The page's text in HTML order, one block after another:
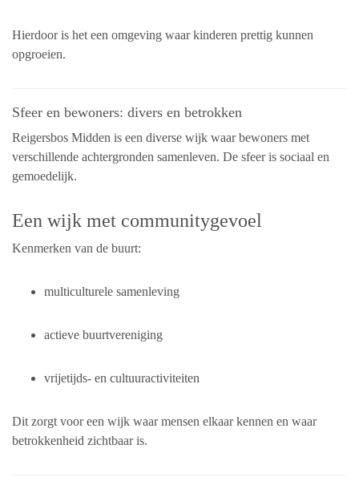
Hierdoor is het een omgeving waar kinderen prettig kunnen
opgroeien.
Sfeer en bewoners: divers en betrokken
Reigersbos Midden is een diverse wijk waar bewoners met
verschillende achtergronden samenleven. De sfeer is sociaal en
gemoedelijk.
Een wijk met communitygevoel
Kenmerken van de buurt:
multiculturele samenleving
actieve buurtvereniging
vrijetijds- en cultuuractiviteiten
Dit zorgt voor een wijk waar mensen elkaar kennen en waar
betrokkenheid zichtbaar is.